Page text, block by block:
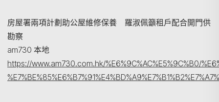
房屋署兩項計劃助公屋維修保養 羅淑佩籲租戶配合開門供
勘察
am730 本地
https://www.am730.com.hk/%E6%9C%AC%E5%9C%B0/